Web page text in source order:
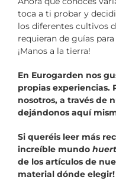
toca a ti probar y
los diferentes cultivos
requieran de guías
¡Manos a la tierra!
En Eurogarden nos
propias experiencias.
nosotros, a través de
dejándonos aquí
Si queréis leer más
increíble mundo
de los artículos de
material dónde elegir!